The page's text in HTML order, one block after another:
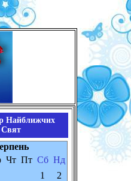
Найближчих
Свят
Чт Пт Сб Нд
1
2